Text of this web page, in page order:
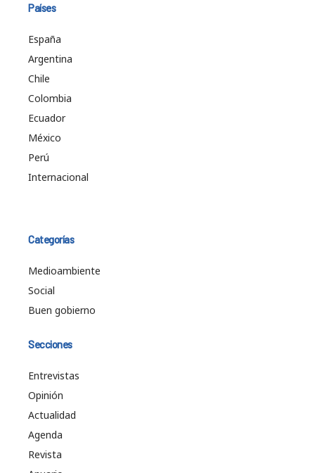
Países
España
Argentina
Chile
Colombia
Ecuador
México
Perú
Internacional
Categorías
Medioambiente
Social
Buen gobierno
Secciones
Entrevistas
Opinión
Actualidad
Agenda
Revista